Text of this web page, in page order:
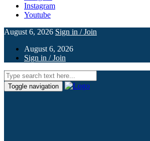
Instagram
Youtube
August 6, 2026 Sign in / Join
August 6, 2026
Sign in / Join
Toggle navigation